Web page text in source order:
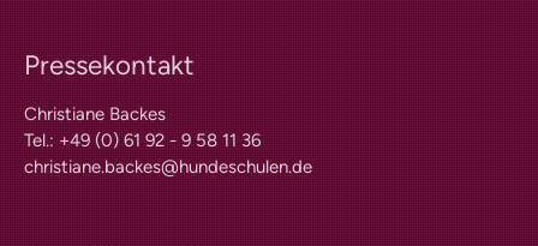
Pressekontakt
Christiane Backes
Tel.: +49 (0) 61 92 - 9 58 11 36
christiane.backes@hundeschulen.de